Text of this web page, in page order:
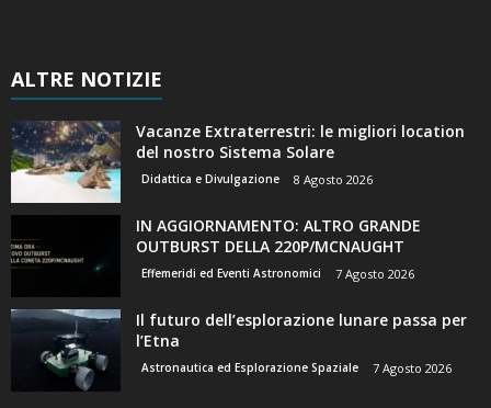
ALTRE NOTIZIE
Vacanze Extraterrestri: le migliori location
del nostro Sistema Solare
Didattica e Divulgazione 8 Agosto 2026
IN AGGIORNAMENTO: ALTRO GRANDE
OUTBURST DELLA 220P/MCNAUGHT
Effemeridi ed Eventi Astronomici 7 Agosto 2026
Il futuro dell’esplorazione lunare passa per
l’Etna
Astronautica ed Esplorazione Spaziale 7 Agosto 2026